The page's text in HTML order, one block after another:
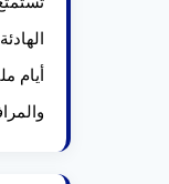
أيام